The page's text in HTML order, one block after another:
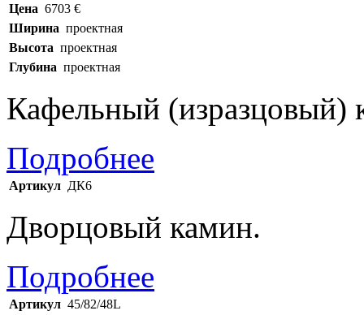
Цена 6703 €
Ширина проектная
Высота проектная
Глубина проектная
Кафельный (изразцовый)
Подробнее
Артикул ДК6
Дворцовый камин.
Подробнее
Артикул 45/82/48L